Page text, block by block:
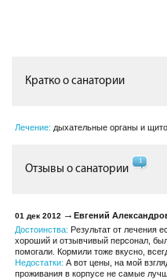
Кратко о санатории
Лечение: дыхательные органы и
Отзывы о санатории
1
01 дек 2012
Евгений
Достоинства: Результат от лечения
хороший и отзывчивый персонал,
помогали. Кормили тоже вкусно,
Недостатки: А вот цены, на мой
проживания в корпусе не самые